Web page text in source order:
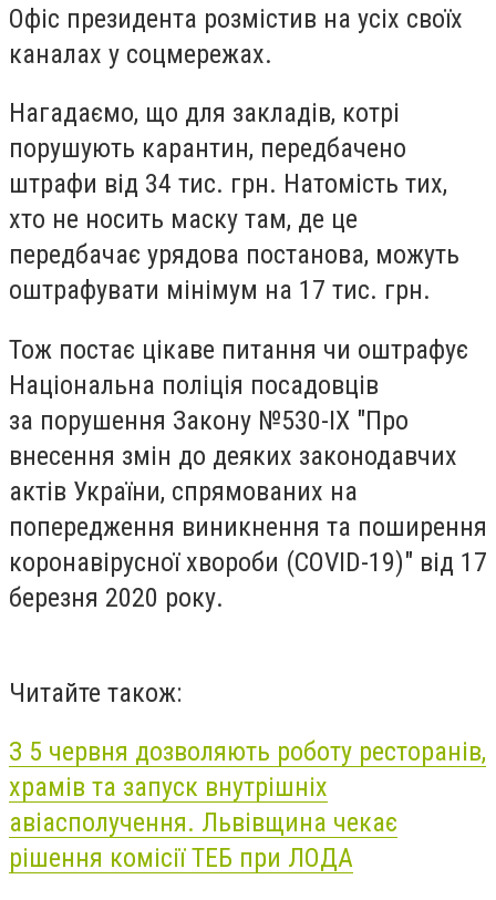
Офіс президента розмістив на усіх своїх
каналах у соцмережах.
Нагадаємо, що для закладів, котрі
порушують карантин, передбачено
штрафи від 34 тис. грн. Натомість тих,
хто не носить маску там, де це
передбачає урядова постанова, можуть
оштрафувати мінімум на 17 тис. грн.
Тож постає цікаве питання чи оштрафує
Національна поліція посадовців
за порушення Закону №530-IX "Про
внесення змін до деяких законодавчих
актів України, спрямованих на
попередження виникнення та поширення
коронавірусної хвороби (COVID-19)" від 17
березня 2020 року.
Читайте також:
З 5 червня дозволяють роботу ресторанів,
храмів та запуск внутрішніх
авіасполучення. Львівщина чекає
рішення комісії ТЕБ при ЛОДА